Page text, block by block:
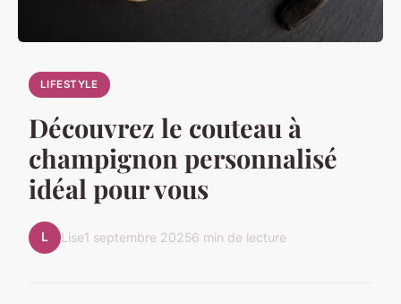
LIFESTYLE
Découvrez le couteau à
champignon personnalisé
idéal pour vous
L Lise1 septembre 20256 min de lecture